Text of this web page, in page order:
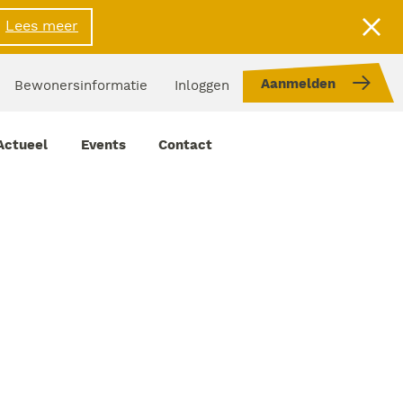
Lees meer
Bewonersinformatie Inloggen Aanmelden
Events Contact